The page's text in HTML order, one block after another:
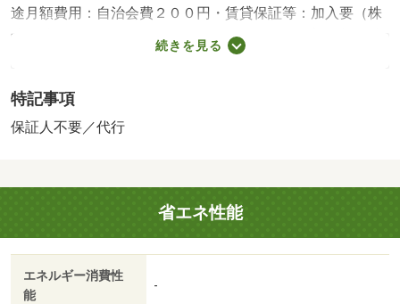
途月額費用：自治会費２００円・賃貸保証等：加入要（株
式会社ジャックス ホームメイト保証人代行初回契約時
１００００円、月額保証料賃料総額の１％）・インターネ
約！ 玄関錠はカードキータイプ採用★ 初期費用の交渉
は、賃貸住宅センターまで！！ お問い合わせやご相談は
続きを見る
特記事項
保証人不要／代行
省エネ性能
エネルギー消費性
能
-